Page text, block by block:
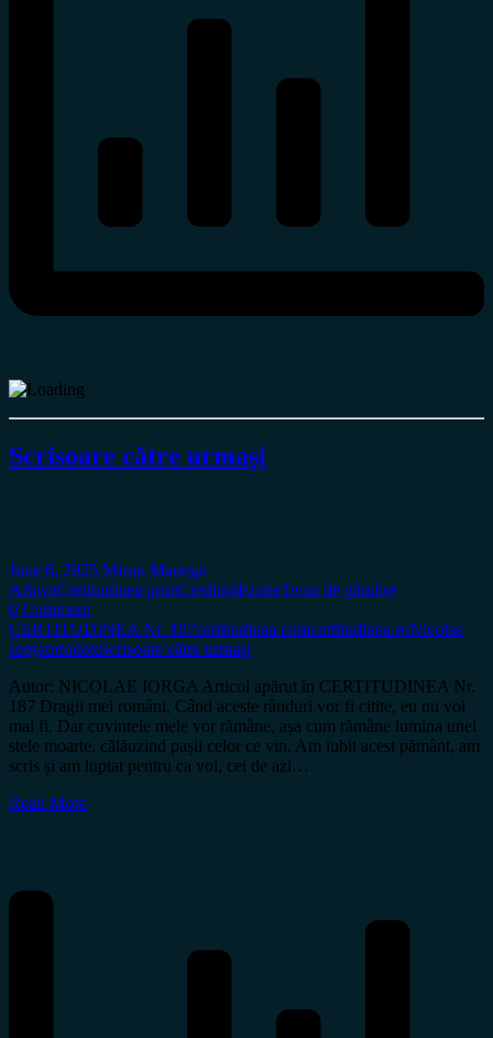
Scrisoare către urmași
June 6, 2025 Miron Manega
ArhivaCertitudinea printCredințăIstorieTema de gândire
0 Comment
CERTITUDINEA Nr. 187certitudinea.comcertitudinea.roNicolae
IorgaortodoxScrisoare către urmași
Autor: NICOLAE IORGA Articol apărut în CERTITUDINEA Nr.
187 Dragii mei români, Când aceste rânduri vor fi citite, eu nu voi
mai fi. Dar cuvintele mele vor rămâne, așa cum rămâne lumina unei
stele moarte, călăuzind pașii celor ce vin. Am iubit acest pământ, am
scris și am luptat pentru ca voi, cei de azi…
Read More